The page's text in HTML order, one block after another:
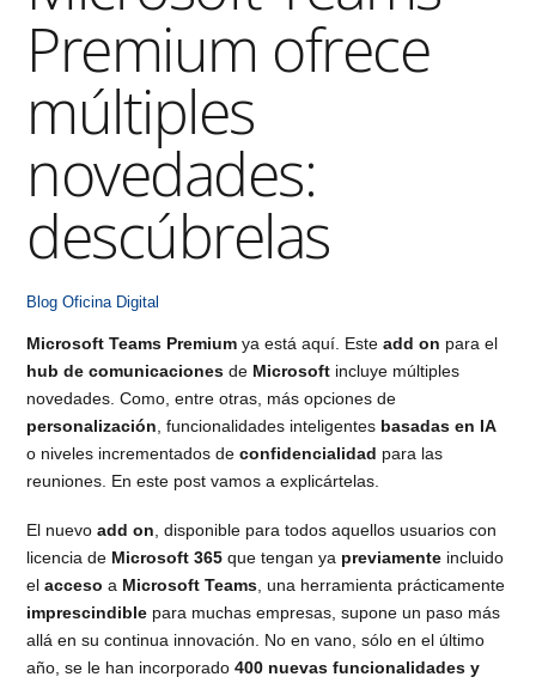
Premium ofrece
múltiples
novedades:
descúbrelas
Blog Oficina Digital
Microsoft Teams Premium ya está aquí. Esteadd on para el
hub de comunicaciones de Microsoft incluye múltiples
novedades. Como, entre otras, más opciones de
personalización , funcionalidades inteligentes basadas en IA
o niveles incrementados deconfidencialidad para las
reuniones. En este post vamos a explicártelas.
El nuevoadd on , disponible para todos aquellos usuarios con
licencia de Microsoft 365 que tengan ya previamente incluido
elacceso a Microsoft Teams , una herramienta prácticamente
imprescindible para muchas empresas, supone un paso más
allá en su continua innovación. No en vano, sólo en el último
año, se le han incorporado400 nuevas funcionalidades y